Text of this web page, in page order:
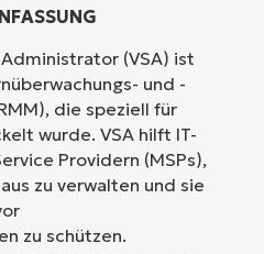
(VSA) ist
und -
die speziell für
wurde. VSA hilft IT-
Providern (MSPs),
zu verwalten und sie
zu schützen.